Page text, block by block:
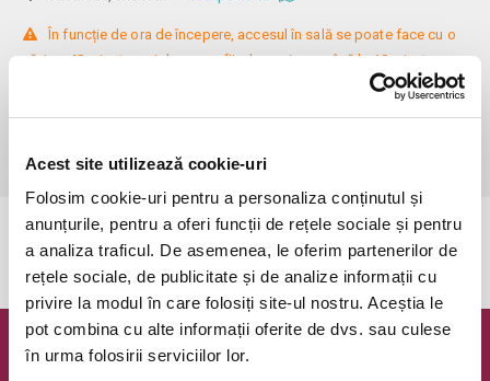
Acest site utilizează cookie-uri
Folosim cookie-uri pentru a personaliza conținutul și
anunțurile, pentru a oferi funcții de rețele sociale și pentru
a analiza traficul. De asemenea, le oferim partenerilor de
rețele sociale, de publicitate și de analize informații cu
privire la modul în care folosiți site-ul nostru. Aceștia le
pot combina cu alte informații oferite de dvs. sau culese
în urma folosirii serviciilor lor.
În funcție de ora de începere, accesul în sală se poate face cu o
oră / cu 40 minute mai devreme, fiind permis cu până la 10 minute
înainte de spectacol. Așezarea se realizează la mese de 2 (nr. limitat), 3
Informații suplimentare, la nr. de telefon 0773 825 249.
Evenimentul a expirat.
Newsletter @ Bilete.ro